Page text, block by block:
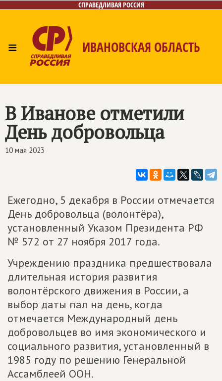
СПРАВЕДЛИВАЯ РОССИЯ
≡ ИВАНОВСКАЯ ОБЛАСТЬ
В Иванове отметили
День добровольца
10 мая 2023
Ежегодно, 5 декабря в России отмечается
День добровольца (волонтёра),
установленный Указом Президента РФ
№ 572 от 27 ноября 2017 года.
Учреждению праздника предшествовала
длительная история развития
волонтёрского движения в России, а
выбор даты пал на день, когда
отмечается Международный день
добровольцев во имя экономического и
социального развития, установленный в
1985 году по решению Генеральной
Ассамблеей ООН.